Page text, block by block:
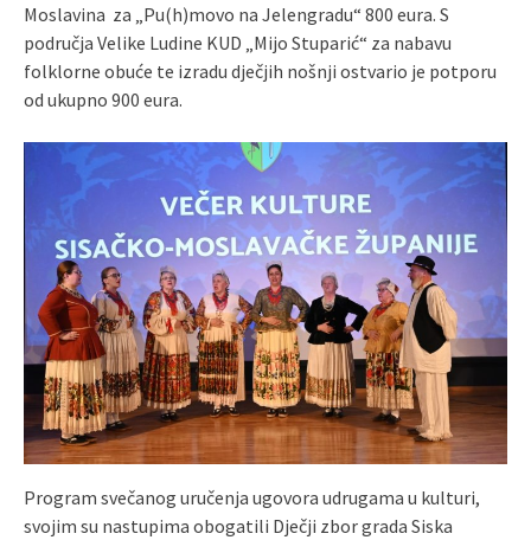
Moslavina za „Pu(h)movo na Jelengradu“ 800 eura. S
područja Velike Ludine KUD „Mijo Stuparić“ za nabavu
folklorne obuće te izradu dječjih nošnji ostvario je potporu
od ukupno 900 eura.
Program svečanog uručenja ugovora udrugama u kulturi,
svojim su nastupima obogatili Dječji zbor grada Siska